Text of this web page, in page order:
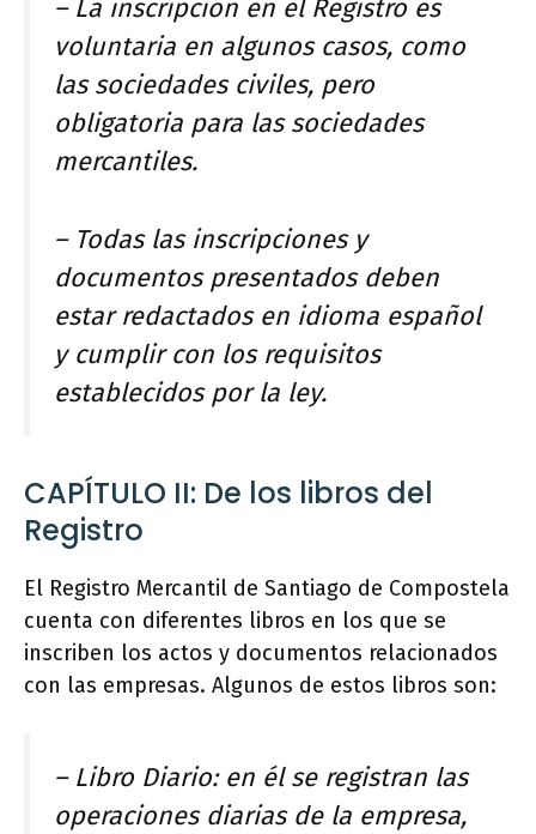
– La inscripción en el Registro es
voluntaria en algunos casos, como
las sociedades civiles, pero
obligatoria para las sociedades
mercantiles.
– Todas las inscripciones y
documentos presentados deben
estar redactados en idioma español
y cumplir con los requisitos
establecidos por la ley.
CAPÍTULO II: De los libros del
Registro
El Registro Mercantil de Santiago de Compostela
cuenta con diferentes libros en los que se
inscriben los actos y documentos relacionados
con las empresas. Algunos de estos libros son:
– Libro Diario: en él se registran las
operaciones diarias de la empresa,